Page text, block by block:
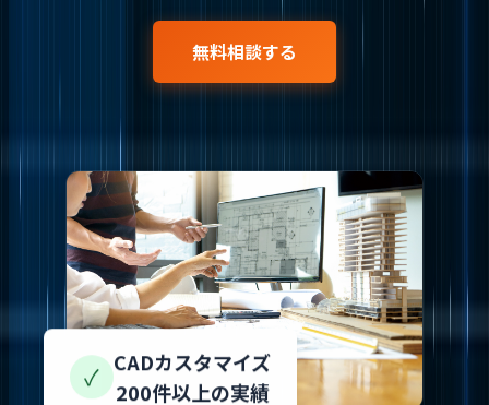
無料相談する
✓ CADカスタマイズ
200件以上の実績